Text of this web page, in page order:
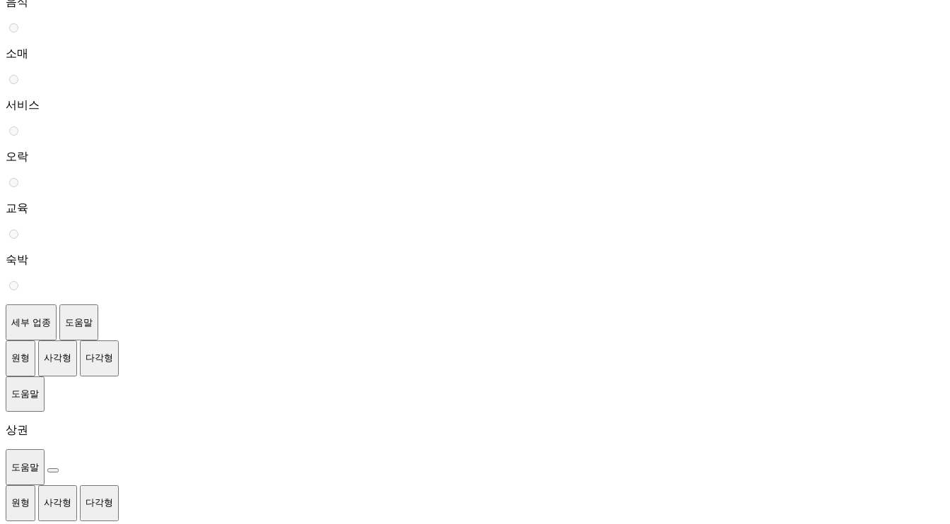
소매
서비스
오락
교육
숙박
세부 업종 도움말
원형 사각형 다각형
도움말
상권
도움말
원형 사각형 다각형